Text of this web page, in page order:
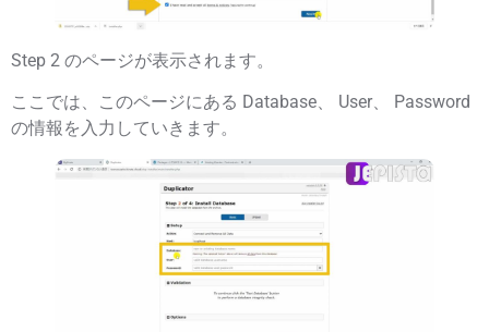
Step 2 のページが表示されます。
ここでは、このページにある Database、 User、
Password
の情報を入力していきます。